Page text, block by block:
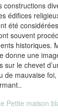
constructions
édifices
été
souvent
historiques.
donne une
sur le chevet
de mauvaise
Petite maison